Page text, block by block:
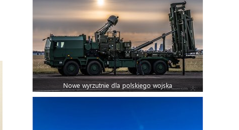
Nowe wyrzutnie dla polskiego wojska